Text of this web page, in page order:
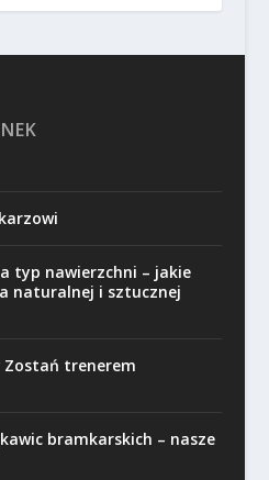
typ nawierzchni – jakie
naturalnej i sztucznej
Zostań trenerem
bramkarskich – nasze